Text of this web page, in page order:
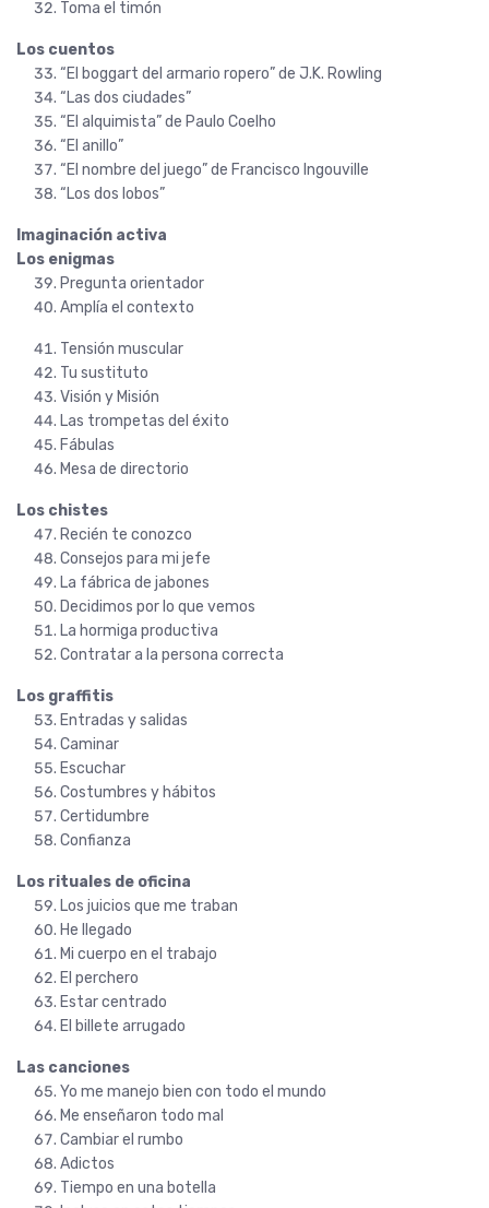
Toma el timón
Los cuentos
“El boggart del armario ropero” de J.K. Rowling
“Las dos ciudades”
“El alquimista” de Paulo Coelho
“El anillo”
“El nombre del juego” de Francisco Ingouville
“Los dos lobos”
Imaginación activa
Los enigmas
Pregunta orientador
Amplía el contexto
Tensión muscular
Tu sustituto
Visión y Misión
Las trompetas del éxito
Fábulas
Mesa de directorio
Los chistes
Recién te conozco
Consejos para mi jefe
La fábrica de jabones
Decidimos por lo que vemos
La hormiga productiva
Contratar a la persona correcta
Los graffitis
Entradas y salidas
Caminar
Escuchar
Costumbres y hábitos
Certidumbre
Confianza
Los rituales de oficina
Los juicios que me traban
He llegado
Mi cuerpo en el trabajo
El perchero
Estar centrado
El billete arrugado
Las canciones
Yo me manejo bien con todo el mundo
Me enseñaron todo mal
Cambiar el rumbo
Adictos
Tiempo en una botella